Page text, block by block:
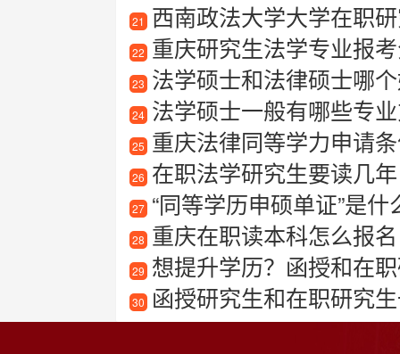
21 西南政法大学大学在职
22 重庆研究生法学专业报
23 法学硕士和法律硕士哪
24 法学硕士一般有哪些专
25 重庆法律同等学力申请条件
26 在职法学研究生要读几年
27 “同等学历申硕单证”是什
28 重庆在职读本科怎么报
29 想提升学历？函授和在
30 函授研究生和在职研究